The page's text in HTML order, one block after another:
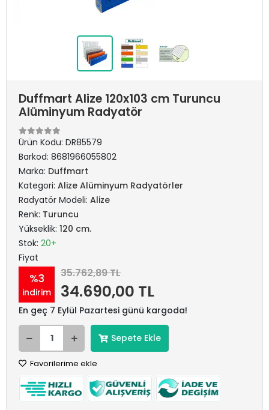
Duffmart Alize 120x103 cm Turuncu
Alüminyum Radyatör
Ürün Kodu: DR85579
Barkod: 8681966055802
Marka: Duffmart
Kategori: Alize Alüminyum Radyatörler
Radyatör Modeli: Alize
Renk: Turuncu
Yükseklik: 120 cm.
Stok: 20+
Fiyat
%3
indirim
35.762,89 TL
34.690,00 TL
En geç 7 Eylül Pazartesi günü kargoda!
Sepete Ekle
Favorilerime ekle